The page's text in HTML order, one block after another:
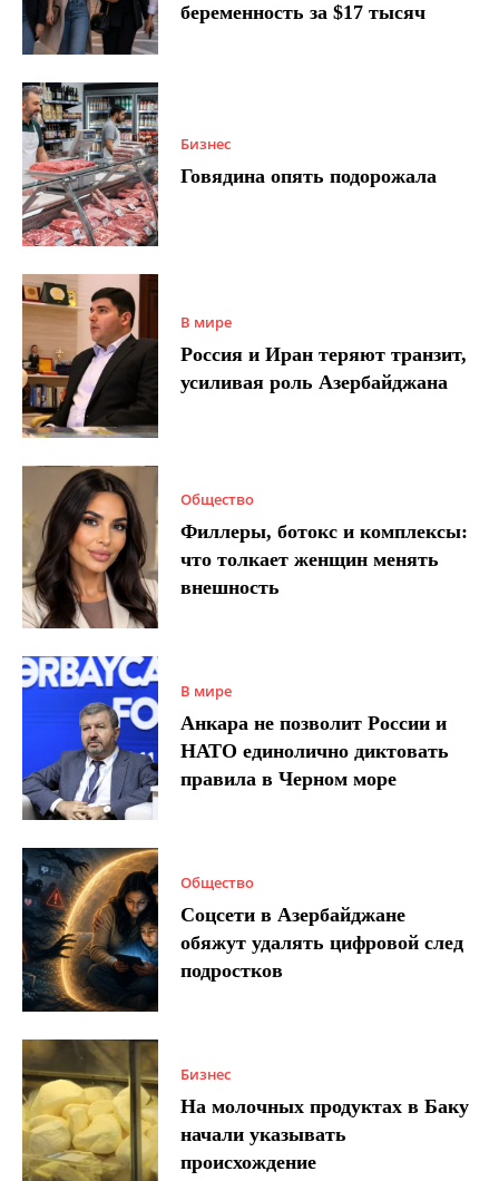
беременность за $17 тысяч
Бизнес
Говядина опять подорожала
В мире
Россия и Иран теряют транзит,
усиливая роль Азербайджана
Общество
Филлеры, ботокс и комплексы:
что толкает женщин менять
внешность
В мире
Анкара не позволит России и
НАТО единолично диктовать
правила в Черном море
Общество
Соцсети в Азербайджане
обяжут удалять цифровой след
подростков
Бизнес
На молочных продуктах в Баку
начали указывать
происхождение